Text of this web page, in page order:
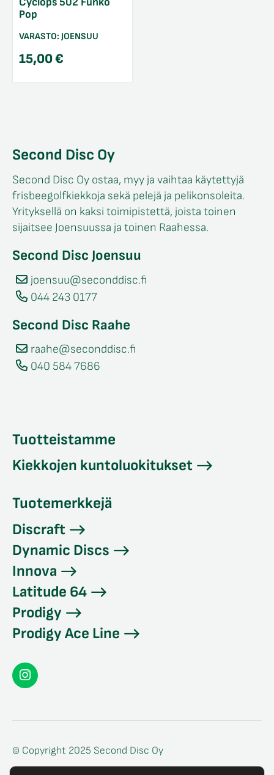
Pop
VARASTO: JOENSUU
15,00€
Second Disc Oy
Second Disc Oy ostaa, myy ja vaihtaa käytettyjä
frisbeegolfkiekkoja sekä pelejä ja pelikonsoleita.
Yrityksellä on kaksi toimipistettä, joista toinen
sijaitsee Joensuussa ja toinen Raahessa.
Second Disc Joensuu
joensuu@seconddisc.fi
044 243 0177
Second Disc Raahe
raahe@seconddisc.fi
040 584 7686
Tuotteistamme
Kiekkojen kuntoluokitukset
Tuotemerkkejä
Discraft
Dynamic Discs
Innova
Latitude 64
Prodigy
Prodigy Ace Line
Seconddisc
© Copyright 2025 Second Disc Oy